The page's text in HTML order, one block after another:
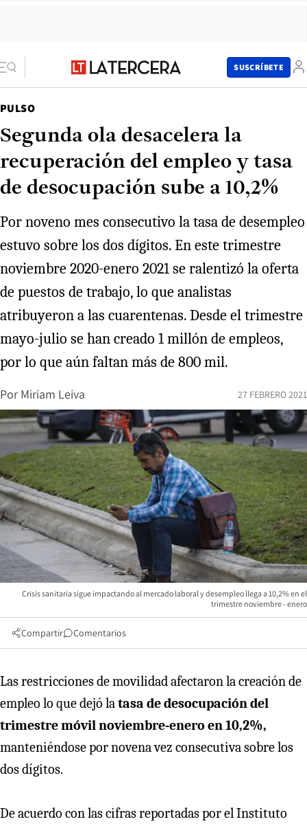
SUSCRÍBETE
PULSO
Segunda ola desacelera la
recuperación del empleo y tasa
de desocupación sube a 10,2%
Por noveno mes consecutivo la tasa de desempleo
estuvo sobre los dos dígitos. En este trimestre
noviembre 2020-enero 2021 se ralentizó la oferta
de puestos de trabajo, lo que analistas
atribuyeron a las cuarentenas. Desde el trimestre
mayo-julio se han creado 1 millón de empleos,
por lo que aún faltan más de 800 mil.
Por Miriam Leiva 27 FEBRERO 2021
Crisis sanitaria sigue impactando al mercado laboral y desempleo llega a 10,2% en el
trimestre noviembre - enero
Compartir Comentarios
Las restricciones de movilidad afectaron la creación de
empleo lo que dejó latasa de desocupación del
trimestre móvil noviembre-enero en 10,2%,
manteniéndose por novena vez consecutiva sobre los
dos dígitos.
De acuerdo con las cifras reportadas por el Instituto